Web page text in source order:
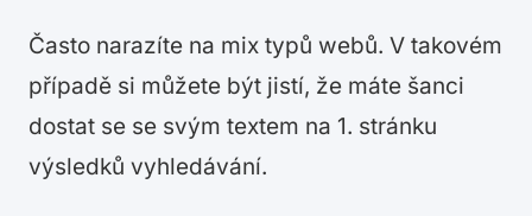
Často narazíte na mix typů webů. V takovém
případě si můžete být jistí, že máte šanci
dostat se se svým textem na 1. stránku
výsledků vyhledávání.